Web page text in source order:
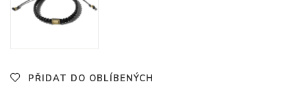
PŘIDAT DO OBLÍBENÝCH